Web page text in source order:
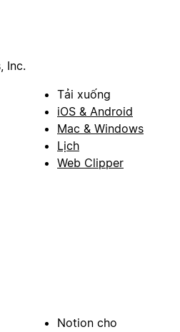
Inc.
Tải xuống
iOS & Android
Mac & Windows
Lịch
Web Clipper
Notion cho